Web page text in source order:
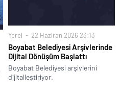
Yerel 22 Haziran 2026 23:13
Boyabat Belediyesi Arşivlerinde
Dijital Dönüşüm Başlattı
Boyabat Belediyesi arşivlerini
dijitalleştiriyor.